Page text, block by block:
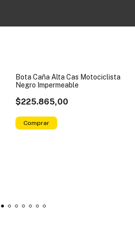
Bota Caña Alta Cas Motociclista
Negro Impermeable
$225.865,00
Comprar